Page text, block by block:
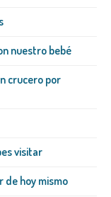
nuestro bebé
crucero por
visitar
de hoy mismo